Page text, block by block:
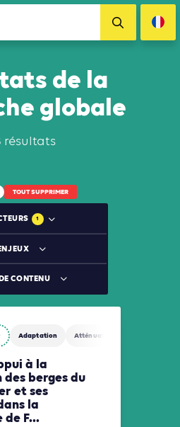
de la
globale
résultats
TOUT SUPPRIMER
1
CONTENU
Adaptation Atténuation
à la
berges du
et ses
la
de F...